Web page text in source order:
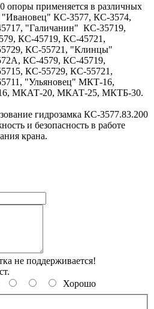
опоры применяется в различных
"Ивановец" КС-3577, КС-3574,
"Галичанин" КС-35719,
КС-45719, КС-45721,
КС-55721, "Клинцы"
КС-4579, КС-45719,
КС-55729, КС-55721,
"Ульяновец" МКТ-16,
МКАТ-20, МКАТ-25, МКТБ-30.
гидрозамка КС-3577.83.200
и безопасность в работе
крана.
не поддерживается!
Хорошо